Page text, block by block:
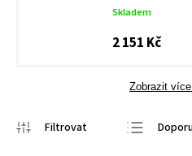
Skladem
2 151 Kč
Zobrazit